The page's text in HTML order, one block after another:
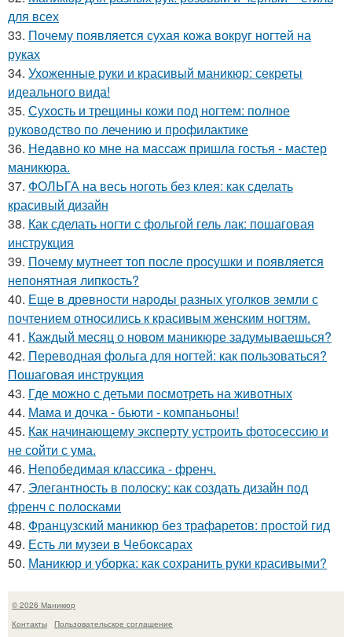
для всех
33. Почему появляется сухая кожа вокруг ногтей на
руках
34. Ухоженные руки и красивый маникюр: секреты
идеального вида!
35. Сухость и трещины кожи под ногтем: полное
руководство по лечению и профилактике
36. Недавно ко мне на массаж пришла гостья - мастер
маникюра.
37. ФОЛЬГА на весь ноготь без клея: как сделать
красивый дизайн
38. Как сделать ногти с фольгой гель лак: пошаговая
инструкция
39. Почему мутнеет топ после просушки и появляется
непонятная липкость?
40. Еще в древности народы разных уголков земли с
почтением относились к красивым женским ногтям.
41. Каждый месяц о новом маникюре задумываешься?
42. Переводная фольга для ногтей: как пользоваться?
Пошаговая инструкция
43. Где можно с детьми посмотреть на животных
44. Мама и дочка - бьюти - компаньоны!
45. Как начинающему эксперту устроить фотосессию и
не сойти с ума.
46. Непобедимая классика - френч.
47. Элегантность в полоску: как создать дизайн под
френч с полосками
48. Французский маникюр без трафаретов: простой гид
49. Есть ли музеи в Чебоксарах
50. Маникюр и уборка: как сохранить руки красивыми?
© 2026 Маникюр
Контакты
Пользовательское соглашение